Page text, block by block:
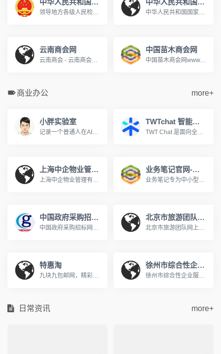
中华人民共和国最高人民检察院
领导地方各级人民检察院和专门人民检察院依法履行法律监督职能。
中华人民共和国国家人口和计划生育委员会
中华人民共和国国家人口和计划生育委员会是中华人民共和国国务院组成部门。2003年3月，经第十届全国人大第一次会议决定，在国务院行政管理体制和机构改革中，将原国家计划生育委员会更名为国家人口和计划生育委员会。国家人口计生委承担着执行国家的人口和计划生育政策。
云南商会网
云南商会 - 云南商会网 - 云南商会联盟 - 昆明商会 - 昆明商会网 ...设为主页丨加入收藏丨关于我们丨联系我们欢迎来到云南商会网! 指导单位: 支持单位: 云南省招商合作局云南政协报社昆明市工商业联合会(总商会) 云南省浙江商会...www.ynshw168.com
中国苗木商会网
中国苗木商会网www.sococ.com.cn
商业办公 more+
小胖实验室
记录一个普通人在AI时代的学习与成长，分享工具使用心得、方法探索与效率实验，在不断实践中寻找属于自己的生产力路径。
TWTchat 智能客服
TWT Chat 是面向全球化团队的全场景智能客服与协作平台，支持在线聊天、工单、远程协助、音视频通话与 AI 能力，打通客户服务与内部协作流程，提升团队沟通与服务效率，立即注册，免费体验！
上海中企物业管理有限公司
上海中企物业管理有限公司成立于1995年,是建设部评定的沪上首批一级资质物业管理企业。为您提供全方位物业服务:物业管理、租售代理、后勤服务外包、餐饮配套、职工...www.zqwy.com.cn
业务笔记官网-移动CRM销售管理领航者
业务笔记专为中小型团队量身打造移动CRM客户关系管理和销售管理软件,帮助企业高效管理外勤业务人员，真正实现移动办公。移动CRM互联时代的领航者!400-810-5567。www.hiyewu.com
中国政府采购招标网
中国政府采购招标网是在有关国家部门和权威专家的指导下，国内专门从事招标和采购的网络体系，网站发布国家发改委、财政部、商务部、建设部、交通部等部委,中国政府采购招标网是中国采购招标领域的最佳资讯和交易网站.www.chinabidding.org.cn
北京市旅游团队网上预约系统
北京市旅游团队网上预约系统http://zxyy.bjta.gov.cn/进行天安门广场/秦皇岛/北戴河/南戴河的团队预约在《北京市旅游团队电子行程单系统》中进行。 通过快速通道进入天安门广场/秦皇岛地区的旅游团队必须提前进行网上预约。技术支持电话010-65696938 在线服务QQ群：141161814或345346333。
特惠淘
九块九包邮网，精彩选购，天天特价，QQ空间用户最喜爱的购物分享网站www.hemei001.com
徐州市综合性企业服务平台
徐州市综合性企业服务云平台充分利用“互联网+政务服务”技术体系优势，以企业需求为向导，通过门户网站、APP、微信公众号及线下等渠道，市、县两级联动，线上与线下信息融合，涉企职能部门联动，整合社会各方服务资源，一个平台集成政策服务，一站式兜底解决企业诉求，一套机制全过程监督评估政策服务，实现企业投诉有门，政策申请有方，寻找专业服务有效，政策评估有支撑，形成从受理企业反映投诉到问题交办督办，再到办理结果通报反馈的“工作闭环”，确保“件件有着落、事事有回音”；持续提升企业政策获得感和满意度。
日常资讯 more+